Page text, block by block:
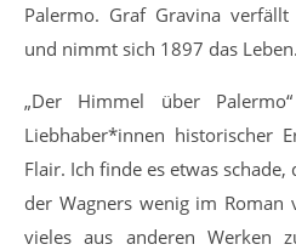
Palermo. Graf Gravina
und nimmt sich 1897 das Leben.
„Der Himmel über
Liebhaber*innen historischer
Flair. Ich finde es etwas
der Wagners wenig im
vieles aus anderen Werken